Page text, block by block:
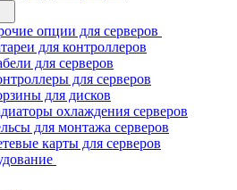
опции для серверов
для контроллеров
для серверов
для серверов
для дисков
охлаждения серверов
для монтажа серверов
карты для серверов